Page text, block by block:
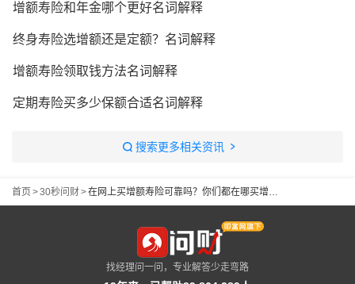
增额寿险和年金哪个更好名词解释
终身寿险选增额还是定额？名词解释
增额寿险领取钱方法名词解释
定期寿险买多少保额合适名词解释
搜索更多相关资讯
首页 >30秒问财> 在网上买增额寿险可靠吗？你们都在哪买增额寿险？
找经理问一问，专业解答少走弯路